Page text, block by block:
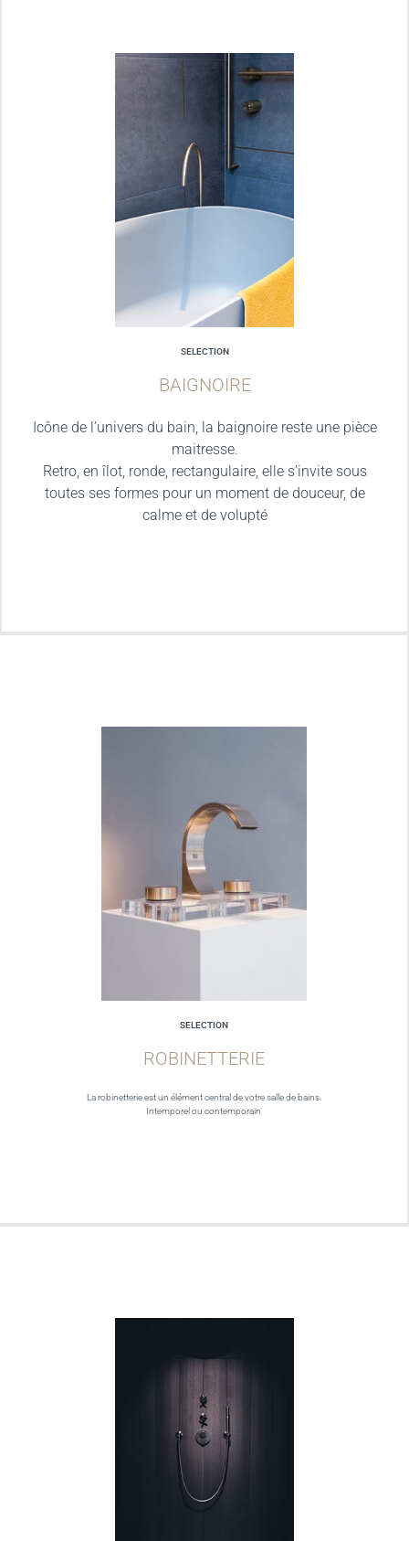
SELECTION
BAIGNOIRE
Icône de l’univers du bain, la baignoire reste une pièce
maitresse.
Retro, en îlot, ronde, rectangulaire, elle s’invite sous
toutes ses formes pour un moment de douceur, de
calme et de volupté
SELECTION
ROBINETTERIE
La robinetterie est un élément central de votre salle de bains.
Intemporel ou contemporain